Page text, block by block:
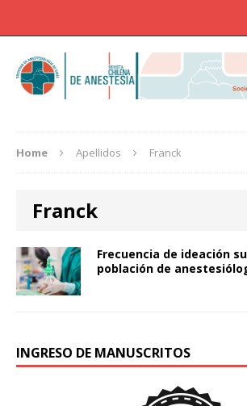
Home Apellidos Franck
Franck
Frecuencia de ideación
población de
INGRESO DE MANUSCRITOS